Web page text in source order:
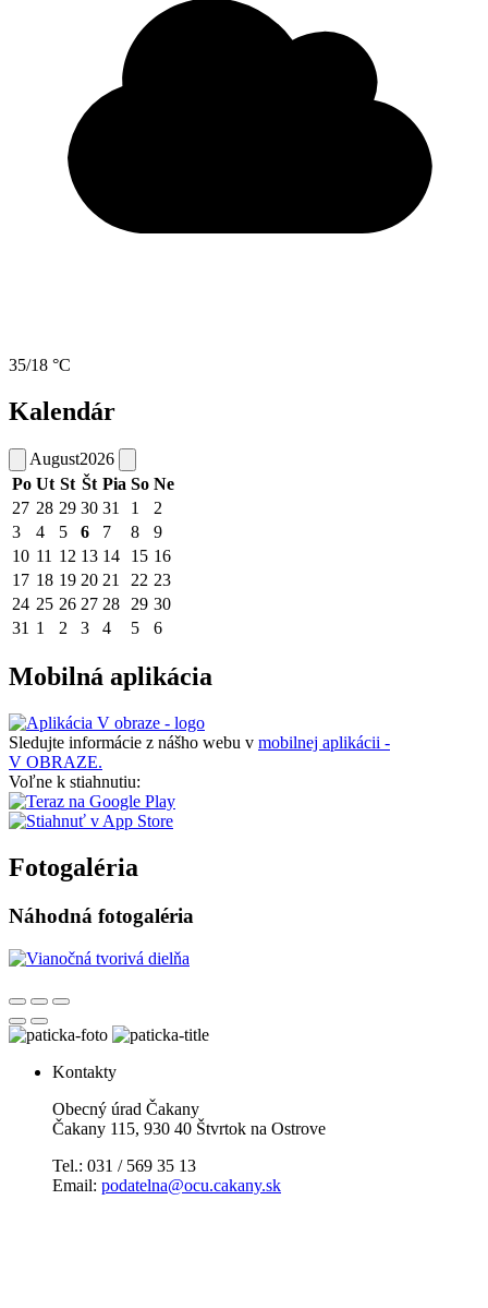
35/18 °C
Kalendár
August2026
Po Ut St Št Pia So Ne
27 28 29 30 31 1
2
3
4 5 6 7 8
9
10 11 12 13 14 15 16
17 18 19 20 21 22 23
24 25 26 27 28 29 30
31 1 2 3 4 5 6
Mobilná aplikácia
Sledujte informácie z nášho webu v mobilnej aplikácii -
V OBRAZE.
Voľne k stiahnutiu:
Fotogaléria
Náhodná fotogaléria
Kontakty
Obecný úrad Čakany
Čakany 115, 930 40 Štvrtok na Ostrove
Tel.: 031 / 569 35 13
Email: podatelna@ocu.cakany.sk